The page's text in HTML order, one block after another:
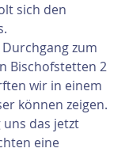
sich den
zum
Bischofstetten 2
wir in einem
können zeigen.
das jetzt
eine